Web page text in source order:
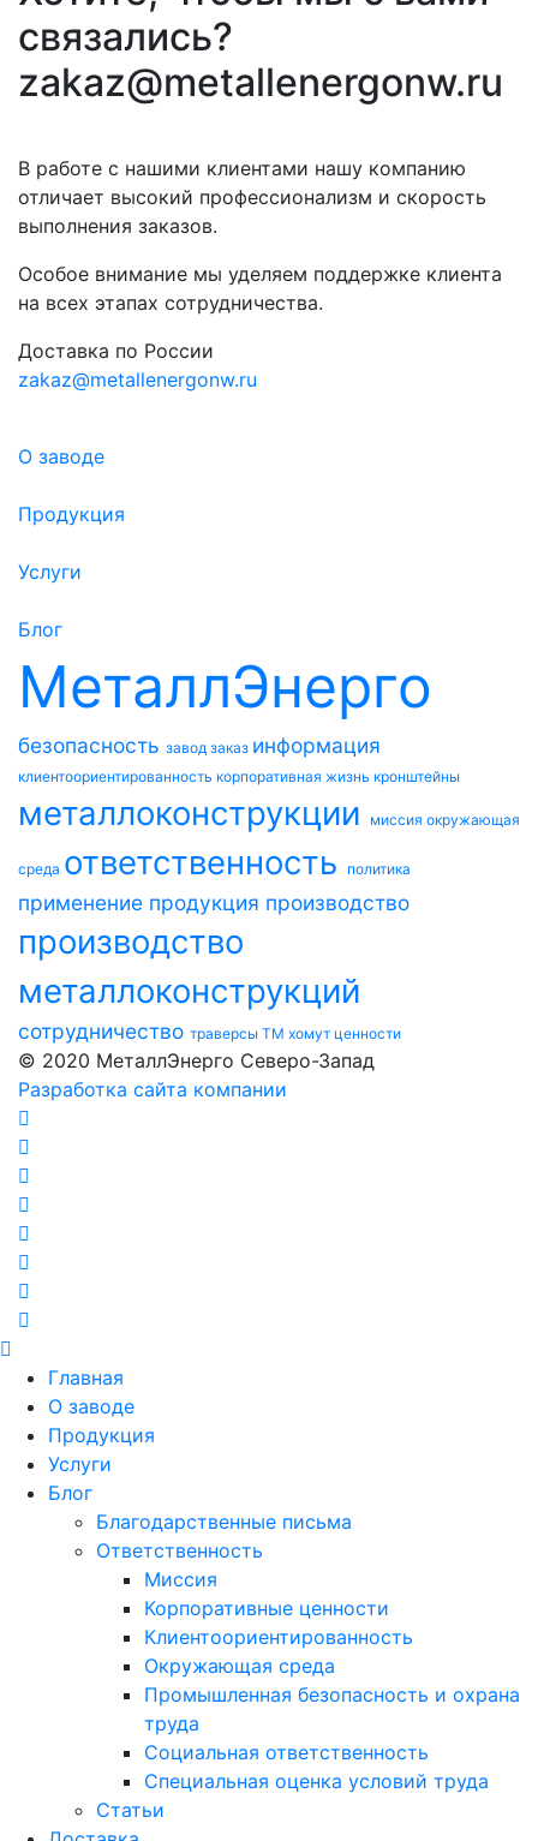
связались?
zakaz@metallenergonw.ru
В работе с нашими клиентами нашу компанию
отличает высокий профессионализм и скорость
выполнения заказов.
Особое внимание мы уделяем поддержке клиента
на всех этапах сотрудничества.
Доставка по России
zakaz@metallenergonw.ru
О заводе
Продукция
Услуги
Блог
МеталлЭнерго
безопасность завод заказ информация
клиентоориентированность корпоративная жизнь кронштейны
металлоконструкции миссия окружающая
среда ответственность политика
применение продукция производство
производство
металлоконструкций
сотрудничество траверсы ТМ хомут ценности
© 2020 МеталлЭнерго Северо-Запад
Разработка сайта компании
Главная
О заводе
Продукция
Услуги
Блог
Благодарственные письма
Ответственность
Миссия
Корпоративные ценности
Клиентоориентированность
Окружающая среда
Промышленная безопасность и охрана
труда
Социальная ответственность
Специальная оценка условий труда
Статьи